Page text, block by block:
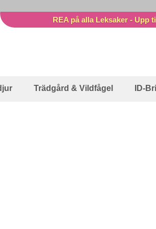
REA på alla Leksaker - Upp
Trädgård & Vildfågel ID-